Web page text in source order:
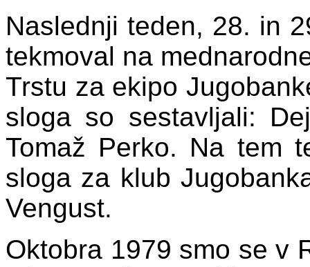
Naslednji teden, 28. in
tekmoval na
Trstu za ekipo
sloga so sestavljali:
Tomaž Perko. Na tem
sloga za klub
Vengust.
Oktobra 1979 smo se v